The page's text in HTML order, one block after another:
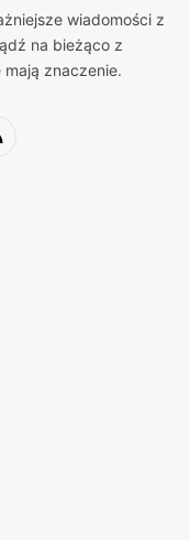
wiadomości z
na bieżąco z
znaczenie.